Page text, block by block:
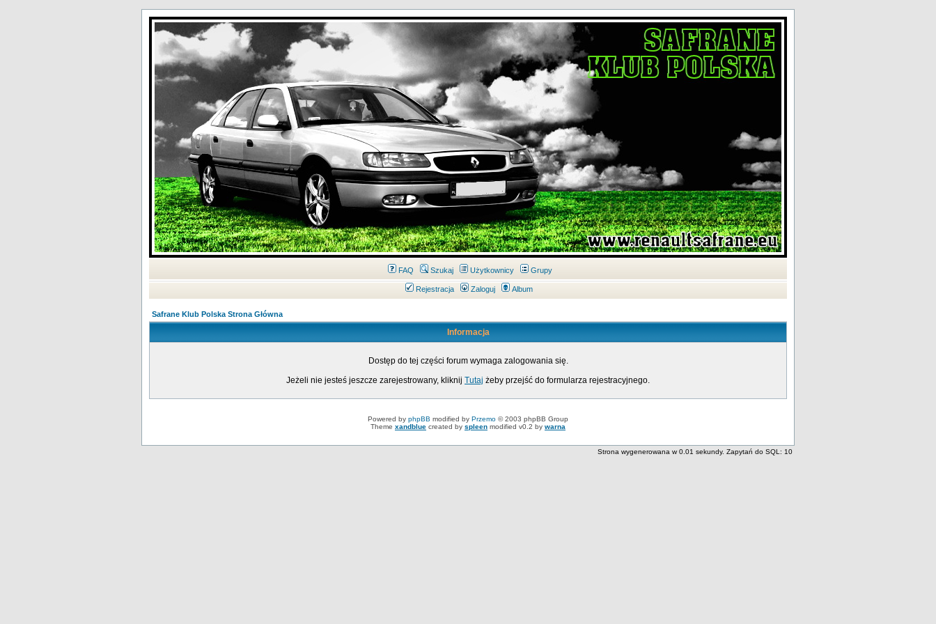
FAQ Szukaj Użytkownicy Grupy
Rejestracja Zaloguj Album
Safrane Klub Polska Strona Główna
Informacja
Dostęp do tej części forum wymaga zalogowania się.
Jeżeli nie jesteś jeszcze zarejestrowany, kliknij Tutaj żeby przejść do formularza rejestracyjnego.
Powered by phpBB modified by Przemo © 2003 phpBB Group
Theme xandblue created by spleen modified v0.2 by warna
Strona wygenerowana w 0.01 sekundy. Zapytań do SQL: 10